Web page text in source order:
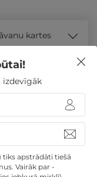
Noteikumi
kartes
izdevīgāk
tiks apstrādāti tiešā
Vairāk par -